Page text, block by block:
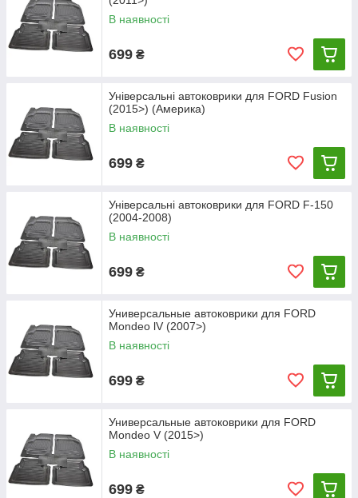
В наявності
699 ₴
Універсальні автоковрики для FORD Fusion
(2015>) (Америка)
В наявності
699 ₴
Універсальні автоковрики для FORD F-150
(2004-2008)
В наявності
699 ₴
Универсальные автоковрики для FORD
Mondeo lV (2007>)
В наявності
699 ₴
Универсальные автоковрики для FORD
Mondeo V (2015>)
В наявності
699 ₴